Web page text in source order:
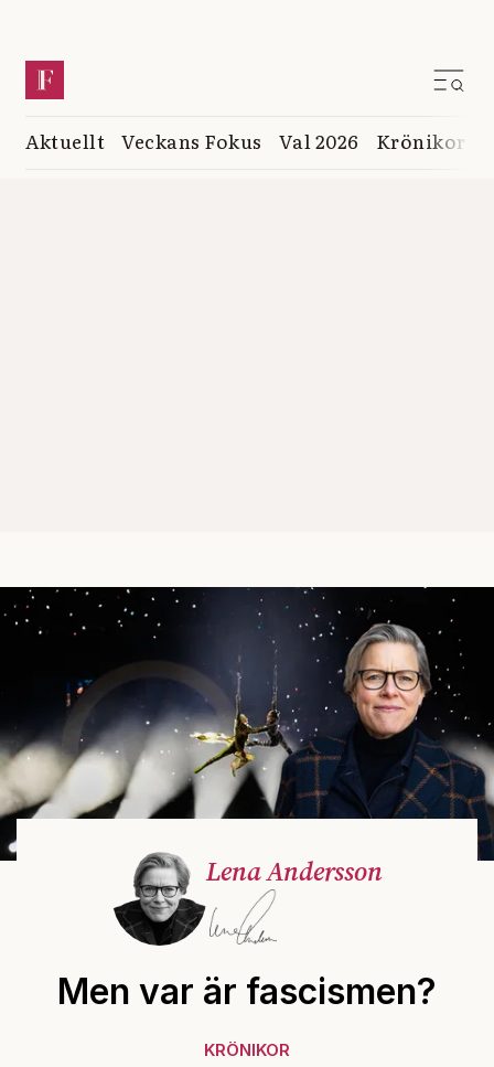
Aktuellt Veckans Fokus Val 2026 Krönikor
Lena Andersson
Men var är fascismen?
KRÖNIKOR